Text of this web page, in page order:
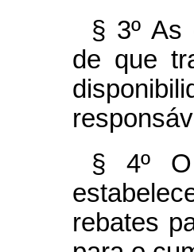
§ 3º As
de que
§ 4º
rebates